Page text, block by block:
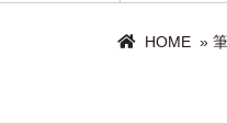
HOME »